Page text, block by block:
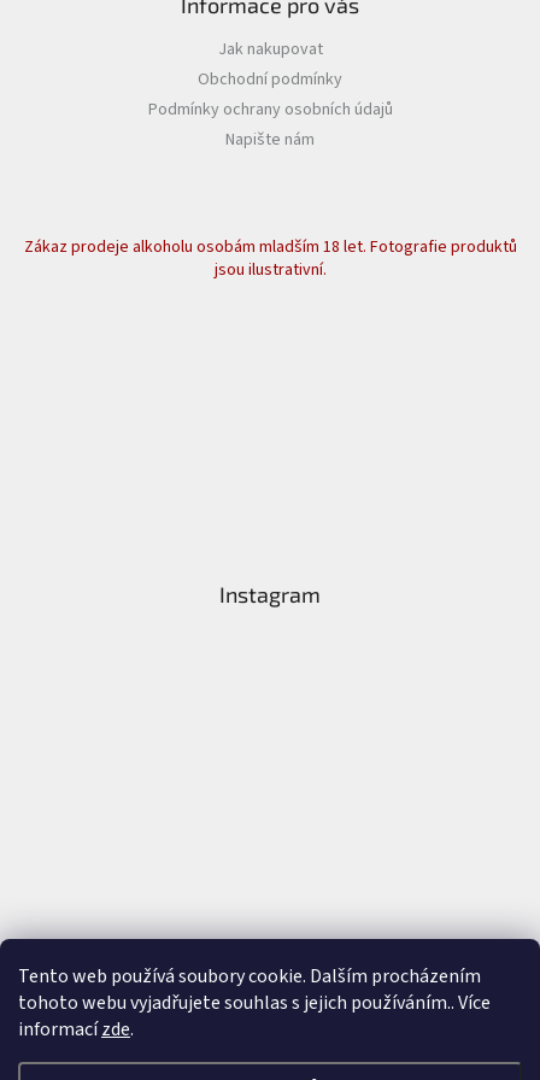
Tento web používá soubory cookie. Dalším procházením
tohoto webu vyjadřujete souhlas s jejich používáním.. Více
informacízde.
Informace pro vás
Jak nakupovat
Obchodní podmínky
Podmínky ochrany osobních údajů
Napište nám
Zákaz prodeje alkoholu osobám mladším 18 let. Fotografie produktů
jsou ilustrativní.
Instagram